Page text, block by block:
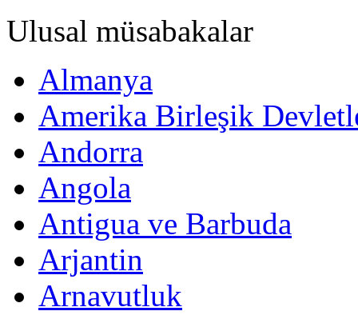
Ulusal müsabakalar
Almanya
Amerika Birleşik
Andorra
Angola
Antigua ve Barbuda
Arjantin
Arnavutluk